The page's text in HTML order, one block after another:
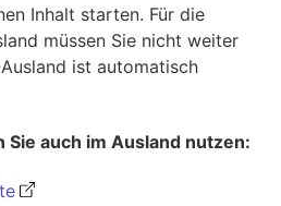
Inhalt starten. Für die
müssen Sie nicht weiter
ist automatisch
Sie auch im Ausland nutzen: